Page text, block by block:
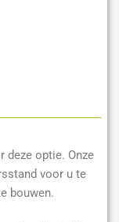
deze optie. Onze
voor u te
bouwen.